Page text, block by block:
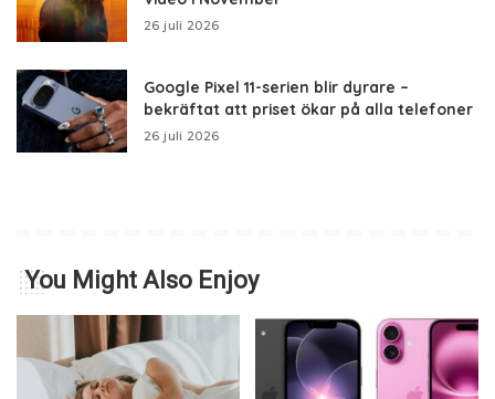
26 juli 2026
Google Pixel 11-serien blir dyrare –
bekräftat att priset ökar på alla telefoner
26 juli 2026
You Might Also Enjoy